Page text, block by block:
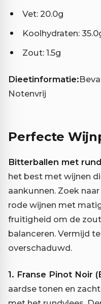
Vet: 20.0g
Koolhydraten:
Zout: 1.5g
Dieetinformatie:
Notenvrij
Perfecte
Bitterballen met
het best met wijnen
aankunnen. Zoek
rode wijnen met
fruitigheid om de
balanceren. Vermijd
overschaduwd.
1. Franse Pinot Noir
aardse tonen en